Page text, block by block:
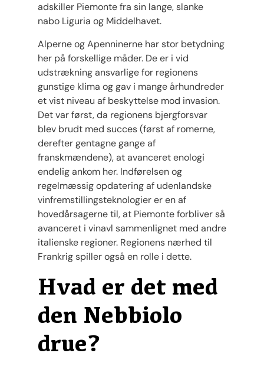
adskiller Piemonte fra sin lange, slanke
nabo Liguria og Middelhavet.
Alperne og Apenninerne har stor betydning
her på forskellige måder. De er i vid
udstrækning ansvarlige for regionens
gunstige klima og gav i mange århundreder
et vist niveau af beskyttelse mod invasion.
Det var først, da regionens bjergforsvar
blev brudt med succes (først af romerne,
derefter gentagne gange af
franskmændene), at avanceret enologi
endelig ankom her. Indførelsen og
regelmæssig opdatering af udenlandske
vinfremstillingsteknologier er en af ​​
hovedårsagerne til, at Piemonte forbliver så
avanceret i vinavl sammenlignet med andre
italienske regioner. Regionens nærhed til
Frankrig spiller også en rolle i dette.
Hvad er det med
den Nebbiolo
drue?